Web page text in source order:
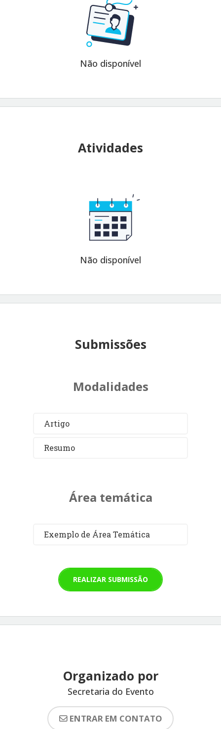
Não disponível
Atividades
Não disponível
Submissões
Modalidades
Artigo
Resumo
Área temática
Exemplo de Área Temática
REALIZAR SUBMISSÃO
Organizado por
Secretaria do Evento
ENTRAR EM CONTATO